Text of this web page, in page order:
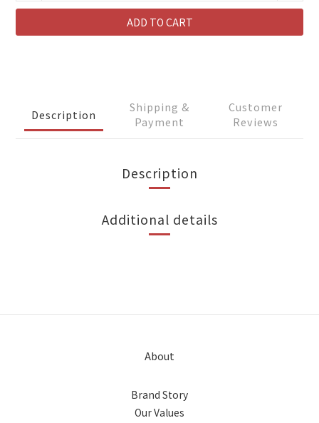
ADD TO CART
Description
Shipping &
Payment
Customer
Reviews
Description
Additional details
About
Brand Story
Our Values